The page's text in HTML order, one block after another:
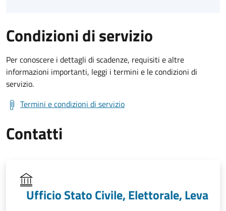
Condizioni di servizio
Per conoscere i dettagli di scadenze, requisiti e altre
informazioni importanti, leggi i termini e le condizioni di
servizio.
Termini e condizioni di servizio
Contatti
Ufficio Stato Civile, Elettorale, Leva